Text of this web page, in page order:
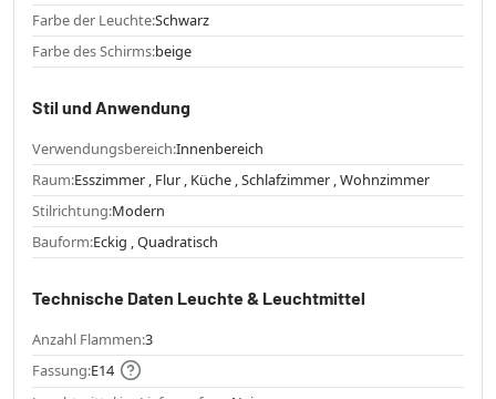
Farbe der Leuchte:Schwarz
Farbe des Schirms:beige
Stil und Anwendung
Verwendungsbereich:Innenbereich
Raum:Esszimmer , Flur , Küche , Schlafzimmer , Wohnzimmer
Stilrichtung:Modern
Bauform:Eckig , Quadratisch
Technische Daten Leuchte & Leuchtmittel
Anzahl Flammen:3
Fassung:E14